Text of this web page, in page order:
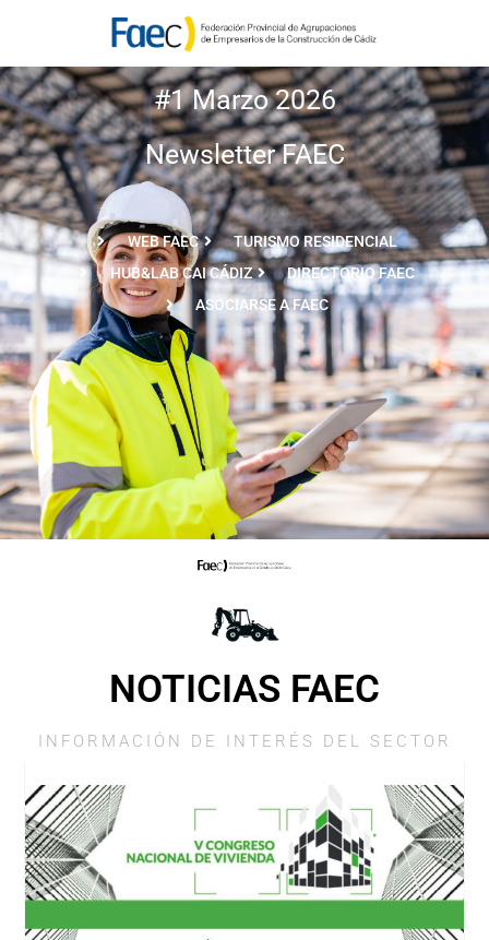
#1 Marzo 2026
Newsletter FAEC
WEB FAEC
TURISMO RESIDENCIAL
HUB&LAB CAI CÁDIZ
DIRECTORIO FAEC
ASOCIARSE A FAEC
NOTICIAS FAEC
INFORMACIÓN DE INTERÉS DEL SECTOR